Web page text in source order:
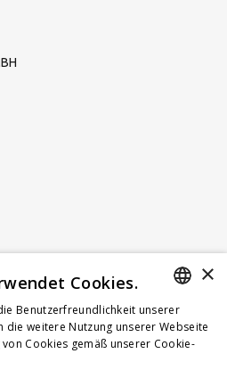
GERMAN
×
Cookies.
Benutzerfreundlichkeit unserer
die weitere Nutzung unserer Webseite
Cookies gemäß unserer Cookie-